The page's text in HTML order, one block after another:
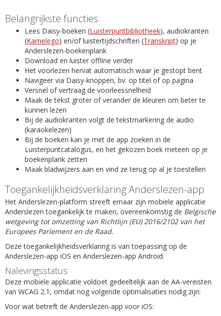
Belangrijkste functies:
Lees Daisy-boeken (Luisterpuntbibliotheek), audiokranten
(Kamelego) en/of luistertijdschriften (Transkript) op je
Anderslezen-boekenplank
Download en luister offline verder
Het voorlezen hervat automatisch waar je gestopt bent
Navigeer via Daisy-knoppen, bv. op titel of op pagina
Versnel of vertraag de voorleessnelheid
Maak de tekst groter of verander de kleuren om beter te
kunnen lezen
Bij de audiokranten volgt de tekstmarkering de audio
(karaokelezen)
Bij de boeken kan je met de app zoeken in de
Luisterpuntcatalogus, en het gekozen boek meteen op je
boekenplank zetten
Maak bladwijzers aan en vind ze terug op al je toestellen
Toegankelijkheidsverklaring Anderslezen-app
Het Anderslezen-platform streeft ernaar zijn mobiele applicatie
Anderslezen toegankelijk te maken, overeenkomstig de Belgische
wetgeving tot omzetting van Richtlijn (EU) 2016/2102 van het
Europees Parlement en de Raad.
Deze toegankelijkheidsverklaring is van toepassing op de
Anderslezen-app iOS en Anderslezen-app Android.
Nalevingsstatus
Deze mobiele applicatie voldoet gedeeltelijk aan de AA-vereisten
van WCAG 2.1, omdat nog volgende optimalisaties nodig zijn:
Voor wat betreft de Anderslezen-app voor iOS: